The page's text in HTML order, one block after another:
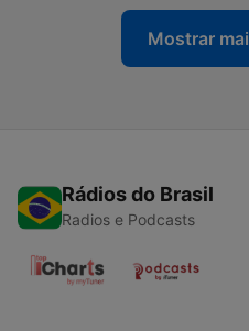
Mostrar
Rádios do Brasil
Radios e Podcasts